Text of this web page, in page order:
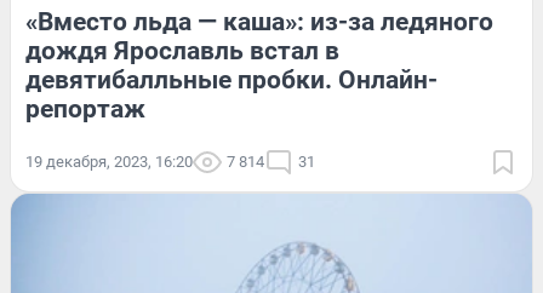
«Вместо льда — каша»: из-за ледяного
дождя Ярославль встал в
девятибалльные пробки. Онлайн-
репортаж
19 декабря, 2023, 16:20 7 814 31